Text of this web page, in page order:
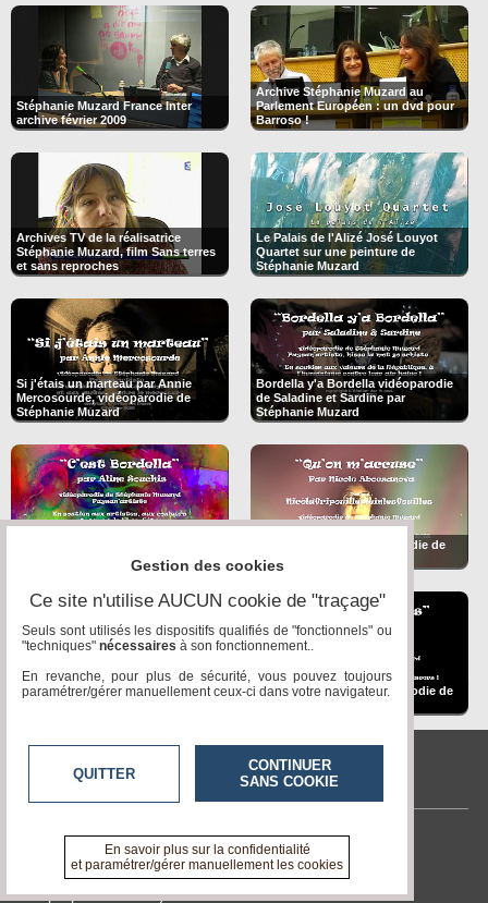
Stéphanie Muzard France Inter
archive février 2009
Archive Stéphanie Muzard au
Parlement Européen : un dvd pour
Barroso !
Archives TV de la réalisatrice
Stéphanie Muzard, film Sans terres
et sans reproches
Le Palais de l'Alizé José Louyot
Quartet sur une peinture de
Stéphanie Muzard
Si j'étais un marteau par Annie
Mercosourde, vidéoparodie de
Stéphanie Muzard
Bordella y'a Bordella vidéoparodie
de Saladine et Sardine par
Stéphanie Muzard
C'est Bordella vidéoparodie
Qu'on m'accuse vidéoparodie de
Stéphanie Muzard
Dragon des Lapidiales un film de
Les Duplombêtes vidéoparodie de
Il voulait revoir sa macronie
vidéoparodie Stéphanie Muzard
Nourrir l'humanité c'est un métier
théâtre documentaire extrait 5
Stéphanie Muzard
Contactez-nous
En savoir +
A propos de tvcitoyenne.com
Gestion des cookies
Ce site n'utilise AUCUN cookie de "traçage"
Seuls sont utilisés les dispositifs qualifiés de "fonctionnels" ou
"techniques" nécessaires à son fonctionnement..
En revanche, pour plus de sécurité, vous pouvez toujours
paramétrer/gérer manuellement ceux-ci dans votre navigateur.
QUITTER
CONTINUER
SANS COOKIE
En savoir plus sur la confidentialité
et paramétrer/gérer manuellement les cookies